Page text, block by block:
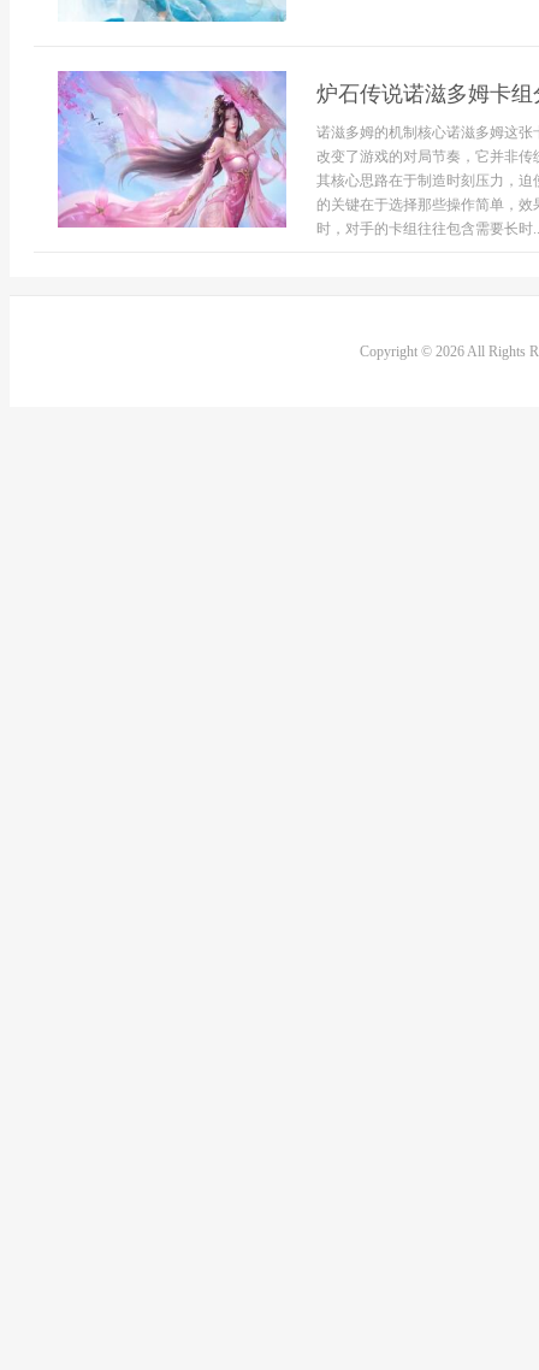
炉石传说诺滋多姆卡组
诺滋多姆的机制核心诺滋多姆这
改变了游戏的对局节奏，它并非
其核心思路在于制造时刻压力，
的关键在于选择那些操作简单，
时，对手的卡组往往包含需要长时
Copyright © 2026 All Rights